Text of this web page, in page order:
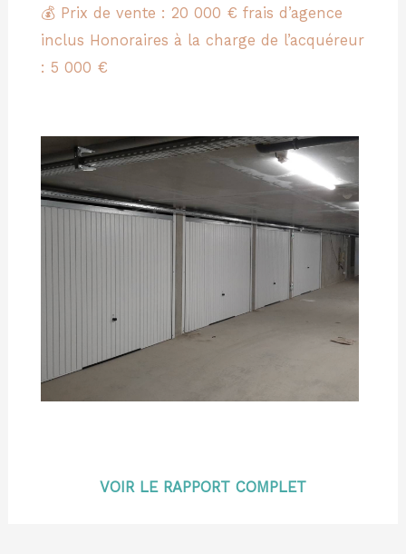
💰 Prix de vente : 20 000 € frais d’agence
inclus Honoraires à la charge de l’acquéreur
: 5 000 €
VOIR LE RAPPORT COMPLET